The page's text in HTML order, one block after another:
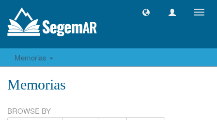
Memorias
Memorias
BROWSE BY